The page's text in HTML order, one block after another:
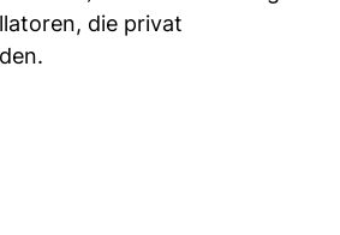
die privat